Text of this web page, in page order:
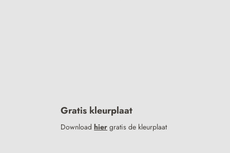
Gratis kleurplaat
Downloadhier gratis de kleurplaat